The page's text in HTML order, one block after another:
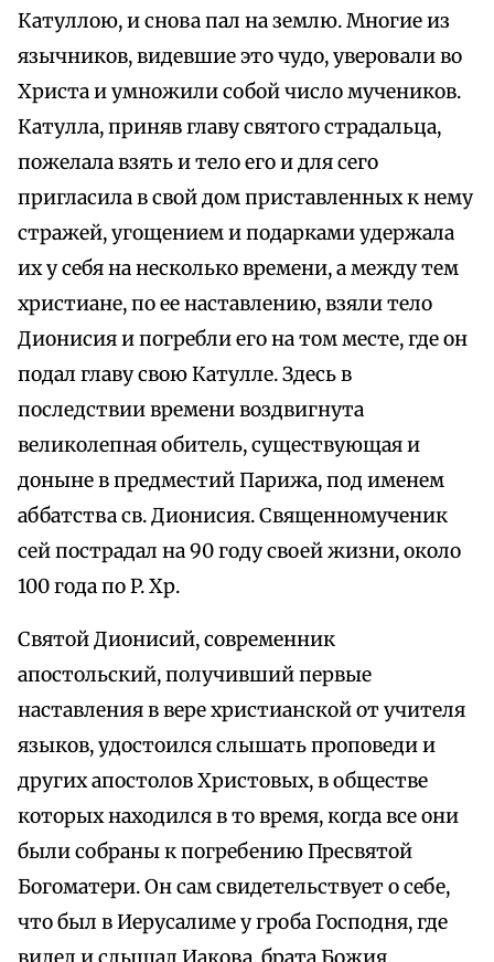
Катуллою, и снова пал на землю. Многие из
язычников, видевшие это чудо, уверовали во
Христа и умножили собой число мучеников.
Катулла, приняв главу святого страдальца,
пожелала взять и тело его и для сего
пригласила в свой дом приставленных к нему
стражей, угощением и подарками удержала
их у себя на несколько времени, а между тем
христиане, по ее наставлению, взяли тело
Дионисия и погребли его на том месте, где он
подал главу свою Катулле. Здесь в
последствии времени воздвигнута
великолепная обитель, существующая и
доныне в предместий Парижа, под именем
аббатства св. Дионисия. Священномученик
сей пострадал на 90 году своей жизни, около
100 года по P. Хр.
Святой Дионисий, современник
апостольский, получивший первые
наставления в вере христианской от учителя
языков, удостоился слышать проповеди и
других апостолов Христовых, в обществе
которых находился в то время, когда все они
были собраны к погребению Пресвятой
Богоматери. Он сам свидетельствует о себе,
что был в Иерусалиме у гроба Господня, где